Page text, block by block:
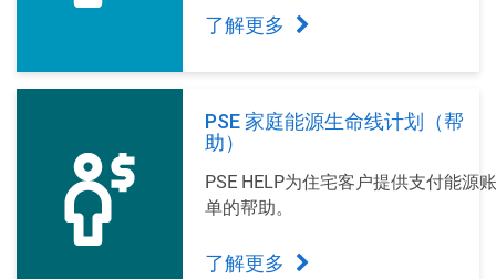
了解更多
PSE 家庭能源生命线计划（帮
助）
PSE HELP为住宅客户提供支付能源账
单的帮助。
了解更多